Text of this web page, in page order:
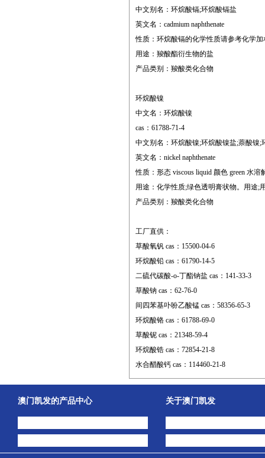
中文别名：环烷酸镉;环烷酸镉盐
英文名：cadmium naphthenate
性质：环烷酸镉的化学性质请参考化学加
用途：羧酸酯衍生物的盐
产品类别：羧酸类化合物
环烷酸镍
中文名：环烷酸镍
cas：61788-71-4
中文别名：环烷酸镍;环烷酸镍盐;萘酸镍;
英文名：nickel naphthenate
性质：形态 viscous liquid 颜色 green 水溶
用途：化学性质;绿色透明膏状物。用途;
产品类别：羧酸类化合物
工厂直供：
草酸氧钒 cas：15500-04-6
环烷酸铅 cas：61790-14-5
二硫代碳酸-o-丁酯钠盐 cas：141-33-3
草酸钠 cas：62-76-0
间四苯基卟吩乙酸锰 cas：58356-65-3
环烷酸铬 cas：61788-69-0
草酸铌 cas：21348-59-4
环烷酸锆 cas：72854-21-8
水合醋酸钙 cas：114460-21-8
澳门凯发的产品中心 关于澳门凯发